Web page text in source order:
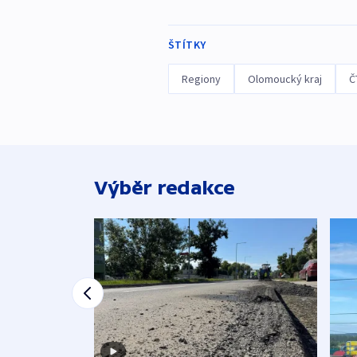
ŠTÍTKY
Regiony Olomoucký kraj
Výběr redakce